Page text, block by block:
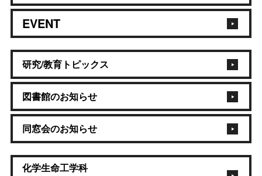
EVENT
研究/教育トピックス
図書館のお知らせ
同窓会のお知らせ
化学生命工学科